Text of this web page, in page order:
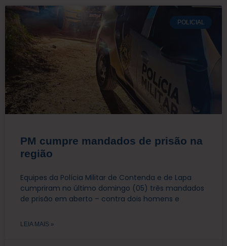
POLICIAL
PM cumpre mandados de prisão na
região
Equipes da Polícia Militar de Contenda e de Lapa
cumpriram no último domingo (05) três mandados
de prisão em aberto – contra dois homens e
LEIA MAIS »